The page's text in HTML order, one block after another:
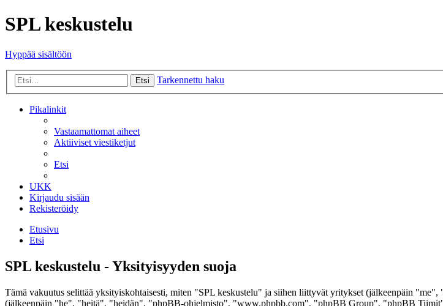
SPL keskustelu
Hyppää sisältöön
Etsi Tarkennettu haku
Pikalinkit
Vastaamattomat aiheet
Aktiiviset viestiketjut
Etsi
UKK
Kirjaudu sisään
Rekisteröidy
Etusivu
Etsi
SPL keskustelu - Yksityisyyden suoja
Tämä vakuutus selittää yksityiskohtaisesti, miten "SPL keskustelu" ja siihen liittyvät yritykset (jälkeenpäin
(jälkeenpäin "he", "heitä", "heidän", "phpBB-ohjelmisto", "www.phpbb.com", "phpBB Group", "phpBB